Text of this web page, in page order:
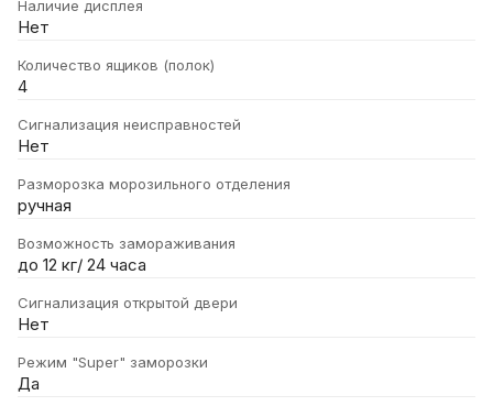
Наличие дисплея
Нет
Количество ящиков (полок)
4
Сигнализация неисправностей
Нет
Разморозка морозильного отделения
ручная
Возможность замораживания
до 12 кг/ 24 часа
Сигнализация открытой двери
Нет
Режим "Super" заморозки
Да